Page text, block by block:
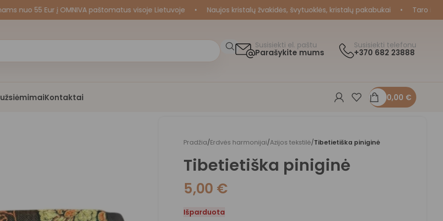
55 Eur į OMNIVA paštomatus visoje Lietuvoje • Naujos kristalų žvakidės, švytuoklės, kristalų pakabukai • Taro ir
Susisiekti el. paštu
Parašykite mums
Susisiekti telefonu
+370 682 23888
Kontaktai 0,00 €
Pradžia/Erdvės harmonijai/Azijos tekstilė/Tibetietiška piniginė
Tibetietiška piniginė
5,00 €
Išparduota